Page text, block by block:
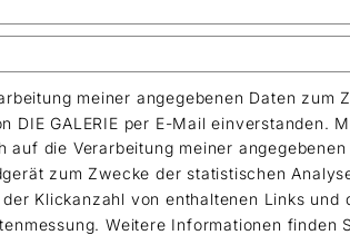
meiner angegebenen Daten zum
DIE GALERIE per E-Mail einverstanden.
auf die Verarbeitung meiner angegebenen
zum Zwecke der statistischen
Klickanzahl von enthaltenen Links und
Weitere Informationen finden